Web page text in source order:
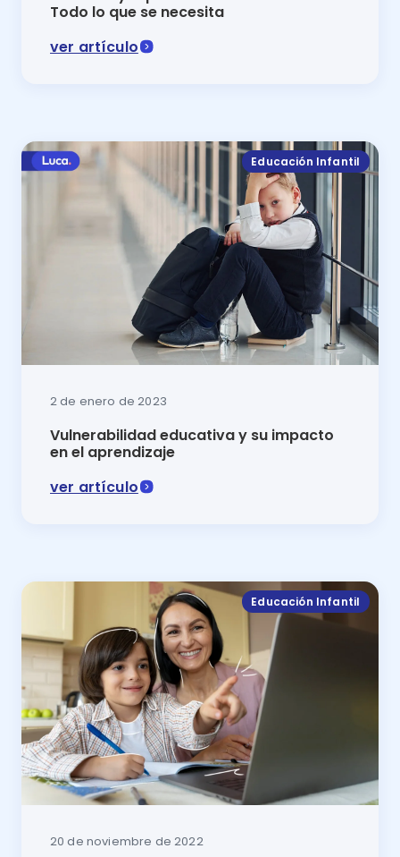
Todo lo que se necesita
ver artículo
Educación Infantil
2 de enero de 2023
Vulnerabilidad educativa y su impacto
en el aprendizaje
ver artículo
Educación Infantil
20 de noviembre de 2022